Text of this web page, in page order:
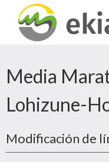
Media
Lohizune-
Modificación de